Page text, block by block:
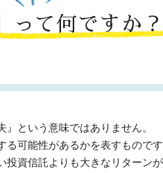
って何ですか？
という意味ではありません。
可能性があるかを表すもので
資信託よりも大きなリターン